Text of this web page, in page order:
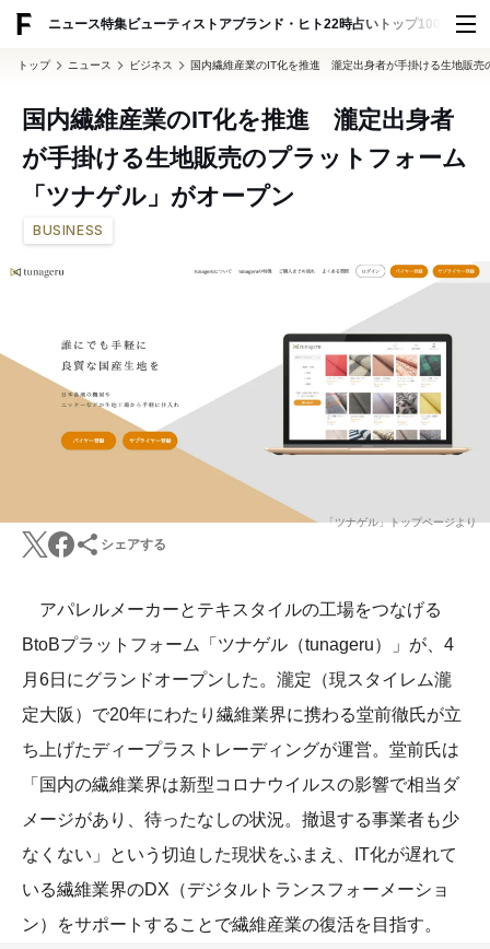
ニュース特集ビューティ ストアブランド・ヒト22時占い トップ100 スナッ
トップ ニュース ビジネス 国内繊維産業のIT化を推進 瀧定出身者が手掛ける生地販売
国内繊維産業のIT化を推進 瀧定出身者
が手掛ける生地販売のプラットフォーム
「ツナゲル」がオープン
BUSINESS
「ツナゲル」トップページより
シェアする
アパレルメーカーとテキスタイルの工場をつなげる
BtoBプラットフォーム「ツナゲル（tunageru）」が、4
月6日にグランドオープンした。瀧定（現スタイレム瀧
定大阪）で20年にわたり繊維業界に携わる堂前徹氏が立
ち上げたディープラストレーディングが運営。堂前氏は
「国内の繊維業界は新型コロナウイルスの影響で相当ダ
メージがあり、待ったなしの状況。撤退する事業者も少
なくない」という切迫した現状をふまえ、IT化が遅れて
いる繊維業界のDX（デジタルトランスフォーメーショ
ン）をサポートすることで繊維産業の復活を目指す。